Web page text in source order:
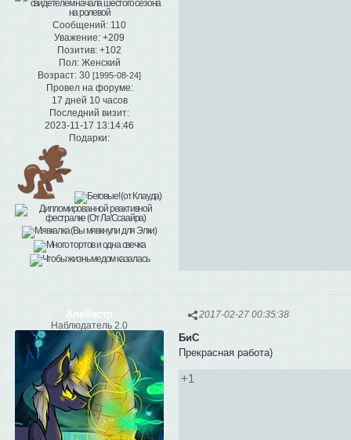
Сообщений: 110
Уважение: +209
Позитив: +102
Пол:Женский
Возраст: 30 [1995-08-24]
Провел на форуме:
17 дней 10 часов
Последний визит:
2023-11-17 13:14:46
Подарки:
2017-02-27 00:35:38
Алебастр
Наблюдатель 2.0
БиС
Прекрасная работа)
+1